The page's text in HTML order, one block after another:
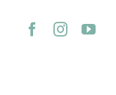
Facebook